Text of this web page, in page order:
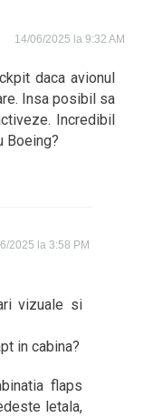
14/06/2025 la 9:32 AM
daca avionul
Insa posibil sa
Incredibil
Boeing?
2025 la 3:58 PM
vizuale si
in cabina?
flaps
letala,